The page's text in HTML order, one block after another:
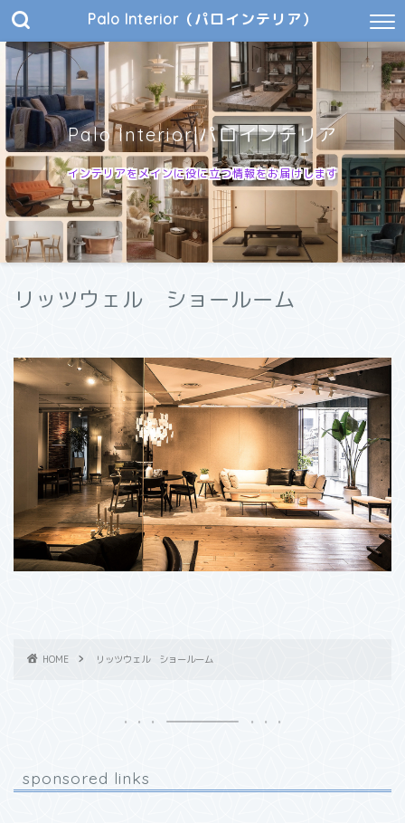
Palo Interior（パロインテリア）
Palo Interior|パロインテリア
インテリアをメインに役に立つ情報をお届けします
リッツウェル ショールーム
HOME リッツウェル ショールーム
sponsored links